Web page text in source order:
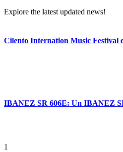
Explore the latest updated news!
Cilento Internation Music Festival
IBANEZ SR 606E: Un IBANEZ
1